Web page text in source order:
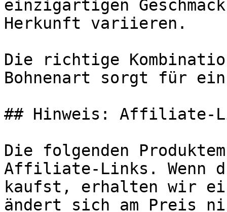
einzigartigen
Herkunft variieren.
Die richtige
Bohnenart sorgt für
## Hinweis: Affiliate-
Die folgenden
Affiliate-Links. Wenn
kaufst, erhalten wir
ändert sich am Preis